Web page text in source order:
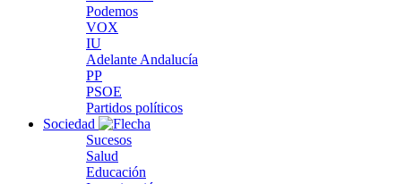
Podemos
VOX
IU
Adelante Andalucía
PP
PSOE
Partidos políticos
Sociedad
Sucesos
Salud
Educación